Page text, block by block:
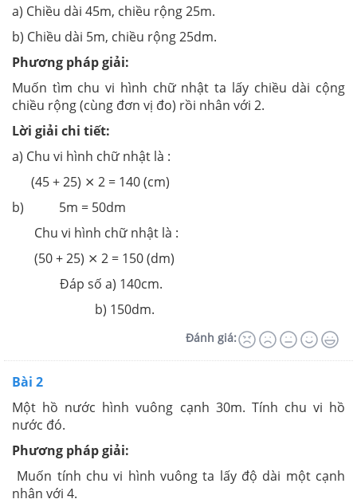
a) Chiều dài 45m, chiều rộng 25m.
b) Chiều dài 5m, chiều rộng 25dm.
Phương pháp giải:
Muốn tìm chu vi hình chữ nhật ta lấy chiều dài cộng
chiều rộng (cùng đơn vị đo) rồi nhân với 2.
Lời giải chi tiết:
a) Chu vi hình chữ nhật là :
(45 + 25) ⨯ 2 = 140 (cm)
b) 5m = 50dm
Chu vi hình chữ nhật là :
(50 + 25) ⨯ 2 = 150 (dm)
Đáp số a) 140cm.
b) 150dm.
Đánh giá:
Bài 2
Một hồ nước hình vuông cạnh 30m. Tính chu vi hồ
nước đó.
Phương pháp giải:
Muốn tính chu vi hình vuông ta lấy độ dài một cạnh
nhân với 4.